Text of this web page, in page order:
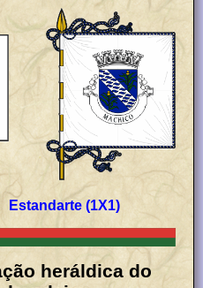
(1X1)
heráldica do